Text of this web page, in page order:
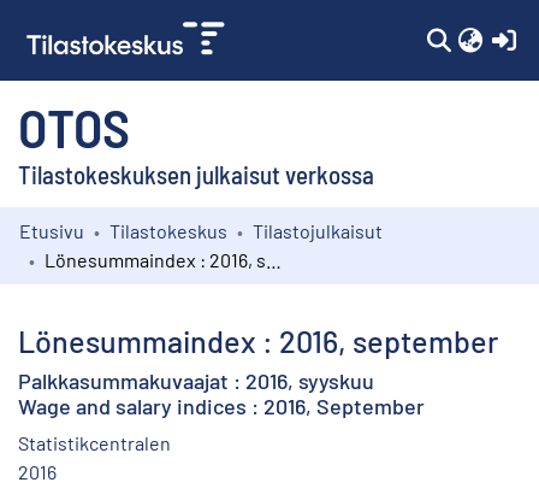
OTOS
Tilastokeskuksen julkaisut verkossa
Kokoelmat
Etusivu Tilastokeskus
Tilastojulkaisut
Lönesummaindex : 2016, september
Palkkasummakuvaajat : 2016, syyskuu
Wage and salary indices : 2016, September
Statistikcentralen
2016